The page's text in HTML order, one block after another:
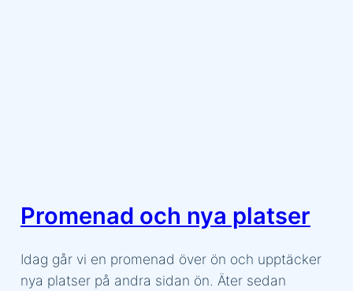
Promenad och nya platser
Idag går vi en promenad över ön och upptäcker
nya platser på andra sidan ön. Äter sedan